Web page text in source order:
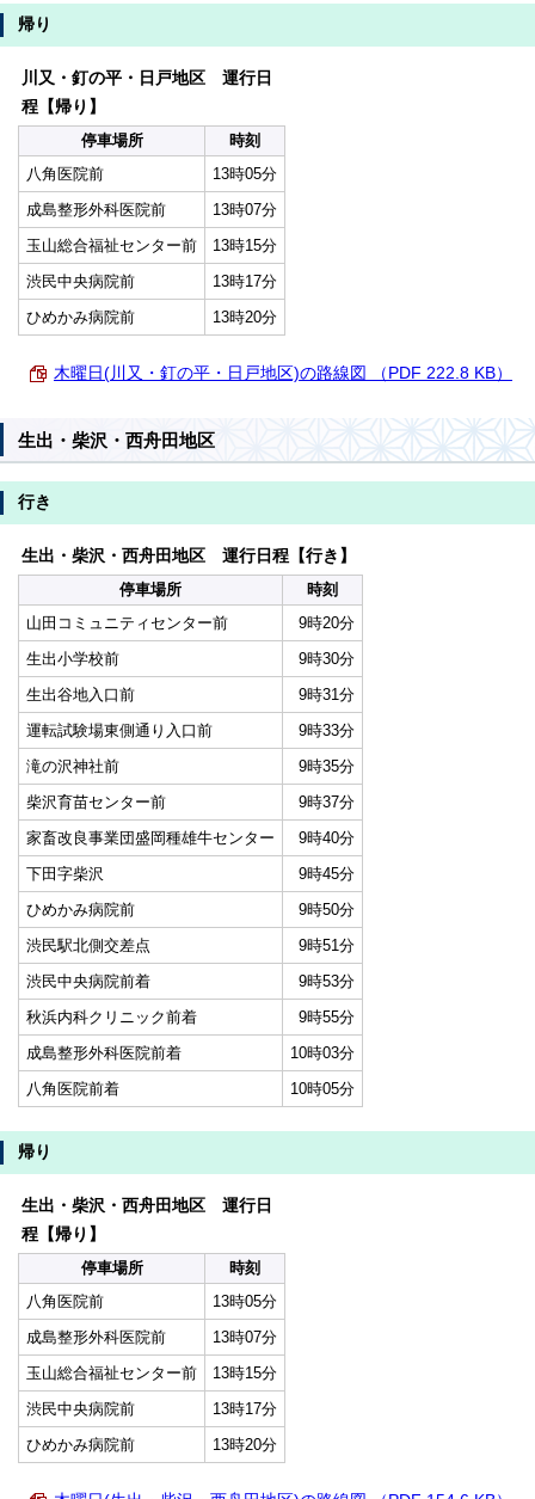
帰り
川又・釘の平・日戸地区 運行日
程【帰り】
停車場所
時刻
八角医院前
13時05分
成島整形外科医院前
13時07分
玉山総合福祉センター前
13時15分
渋民中央病院前
13時17分
ひめかみ病院前
13時20分
木曜日(川又・釘の平・日戸地区)の路線図 （PDF 222.8 KB）
生出・柴沢・西舟田地区
行き
生出・柴沢・西舟田地区 運行日程【行き】
停車場所
時刻
山田コミュニティセンター前
9時20分
生出小学校前
9時30分
生出谷地入口前
9時31分
運転試験場東側通り入口前
9時33分
滝の沢神社前
9時35分
柴沢育苗センター前
9時37分
家畜改良事業団盛岡種雄牛センター
9時40分
下田字柴沢
9時45分
ひめかみ病院前
9時50分
渋民駅北側交差点
9時51分
渋民中央病院前着
9時53分
秋浜内科クリニック前着
9時55分
成島整形外科医院前着
10時03分
八角医院前着
10時05分
帰り
生出・柴沢・西舟田地区 運行日
程【帰り】
停車場所
時刻
八角医院前
13時05分
成島整形外科医院前
13時07分
玉山総合福祉センター前
13時15分
渋民中央病院前
13時17分
ひめかみ病院前
13時20分